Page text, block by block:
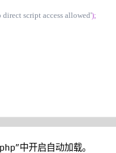
direct script access allowed');
中开启自动加载。